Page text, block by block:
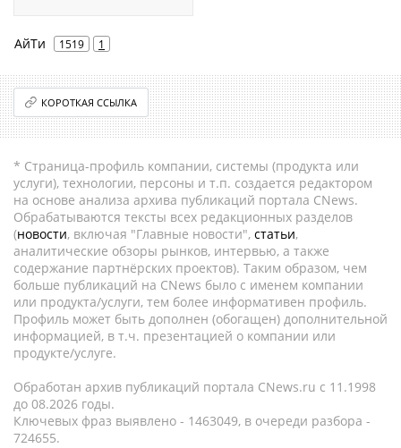
АйТи 1519 1
КОРОТКАЯ ССЫЛКА
* Страница-профиль компании, системы (продукта или
услуги), технологии, персоны и т.п. создается редактором
на основе анализа архива публикаций портала CNews.
Обрабатываются тексты всех редакционных разделов
(новости, включая "Главные новости", статьи,
аналитические обзоры рынков, интервью, а также
содержание партнёрских проектов). Таким образом, чем
больше публикаций на CNews было с именем компании
или продукта/услуги, тем более информативен профиль.
Профиль может быть дополнен (обогащен) дополнительной
информацией, в т.ч. презентацией о компании или
продукте/услуге.
Обработан архив публикаций портала CNews.ru c 11.1998
до 08.2026 годы.
Ключевых фраз выявлено - 1463049, в очереди разбора -
724655.